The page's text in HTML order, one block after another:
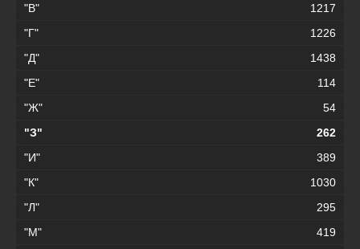
"В"
1217
"Г"
1226
"Д"
1438
"Е"
114
"Ж"
54
"З"
262
"И"
389
"К"
1030
"Л"
295
"М"
419